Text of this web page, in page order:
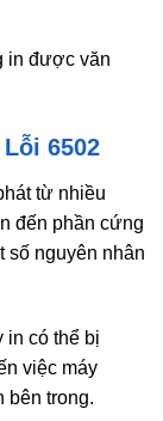
in được văn
6502
từ nhiều
đến phần cứng
số nguyên nhân
in có thể bị
việc máy
bên trong.